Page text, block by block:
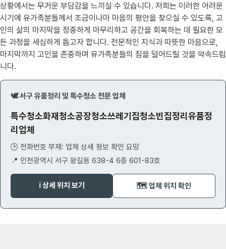
상황에서는 무거운 부담감을 느끼실 수 있습니다. 저희는 이러한 어려운
시기에 유가족분들께서 조금이나마 마음의 평안을 찾으실 수 있도록, 고
인의 삶의 마지막을 정중하게 마무리하고 공간을 회복하는 데 필요한 모
든 과정을 세심하게 돕고자 합니다. 전문적인 지식과 따뜻한 마음으로,
마지막까지 고인을 존중하며 유가족분들의 짐을 덜어드릴 것을 약속드립
니다.
🕊️ 서구 유품정리 및 특수청소 전문 업체
특수청소화재청소공장청소쓰레기집청소빈집정리유품정
리업체
🕒 전화번호 부재: 업체 상세 정보 확인 요망
📍 인천광역시 서구 왕길동 638-4 6층 601-83호
ℹ️ 상세 위치 보기 🗺️ 업체 위치 확인